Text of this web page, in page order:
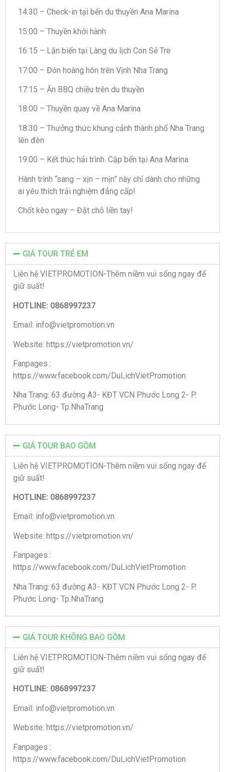
14:30 – Check-in tại bến du thuyền Ana Marina
15:00 – Thuyền khởi hành
16:15 – Lặn biển tại Làng du lịch Con Sẻ Tre
17:00 – Đón hoàng hôn trên Vịnh Nha Trang
17:15 – Ăn BBQ chiều trên du thuyền
18:00 – Thuyền quay về Ana Marina
18:30 – Thưởng thức khung cảnh thành phố Nha Trang
lên đèn
19:00 – Kết thúc hải trình. Cập bến tại Ana Marina
Hành trình “sang – xịn – mịn” này chỉ dành cho những
ai yêu thích trải nghiệm đẳng cấp!
Chốt kèo ngay – Đặt chỗ liền tay!
GIÁ TOUR TRẺ EM
Liên hệ VIETPROMOTION-Thêm niềm vui sống ngay để
giữ suất!
HOTLINE: 0868997237
Email: info@vietpromotion.vn
Website: https://vietpromotion.vn/
Fanpages :
https://www.facebook.com/DuLichVietPromotion
Nha Trang: 63 đường A3- KĐT VCN Phước Long 2- P.
Phước Long- Tp.NhaTrang
GIÁ TOUR BAO GỒM
Liên hệ VIETPROMOTION-Thêm niềm vui sống ngay để
giữ suất!
HOTLINE: 0868997237
Email: info@vietpromotion.vn
Website: https://vietpromotion.vn/
Fanpages :
https://www.facebook.com/DuLichVietPromotion
Nha Trang: 63 đường A3- KĐT VCN Phước Long 2- P.
Phước Long- Tp.NhaTrang
GIÁ TOUR KHÔNG BAO GỒM
Liên hệ VIETPROMOTION-Thêm niềm vui sống ngay để
giữ suất!
HOTLINE: 0868997237
Email: info@vietpromotion.vn
Website: https://vietpromotion.vn/
Fanpages :
https://www.facebook.com/DuLichVietPromotion